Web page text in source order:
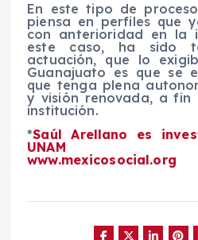
En este tipo de
piensa en perfiles que
con anterioridad en la
este caso, ha sido
actuación, que lo
Guanajuato es que se
que tenga plena
y visión renovada, a
institución.
*Saúl Arellano es
UNAM
www.mexicosocial.org